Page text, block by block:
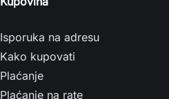
Isporuka na adresu
Kako kupovati
Plaćanje
Plaćanje na rate